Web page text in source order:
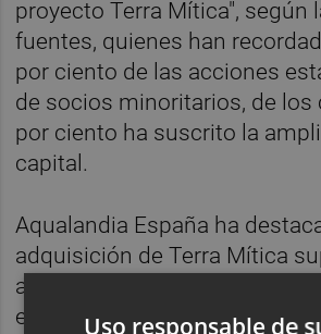
proyecto Terra Mítica", según
fuentes, quienes han
por ciento de las acciones
de socios minoritarios, de los
por ciento ha suscrito la
capital.
Aqualandia España ha
adquisición de Terra Mítica
apuesta firme por el desarrollo
emblemático complejo de
Uso responsable de